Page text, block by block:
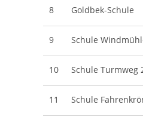
8 Goldbek-Schule
9 Schule
10 Schule Turmweg
11 Schule